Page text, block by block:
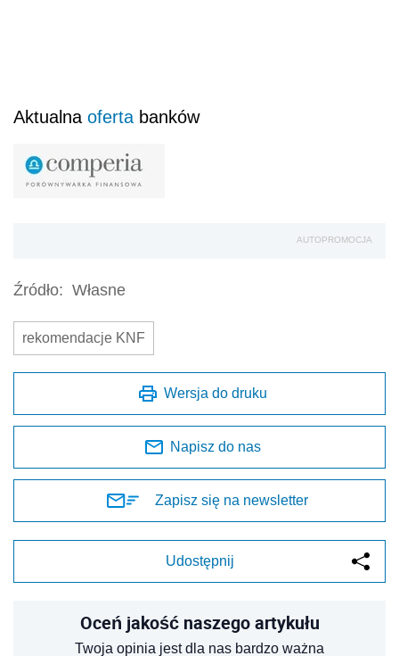
Aktualna oferta banków
AUTOPROMOCJA
Źródło: Własne
rekomendacje KNF
Wersja do druku
Napisz do nas
Zapisz się na newsletter
Udostępnij
Oceń jakość naszego artykułu
Twoja opinia jest dla nas bardzo ważna